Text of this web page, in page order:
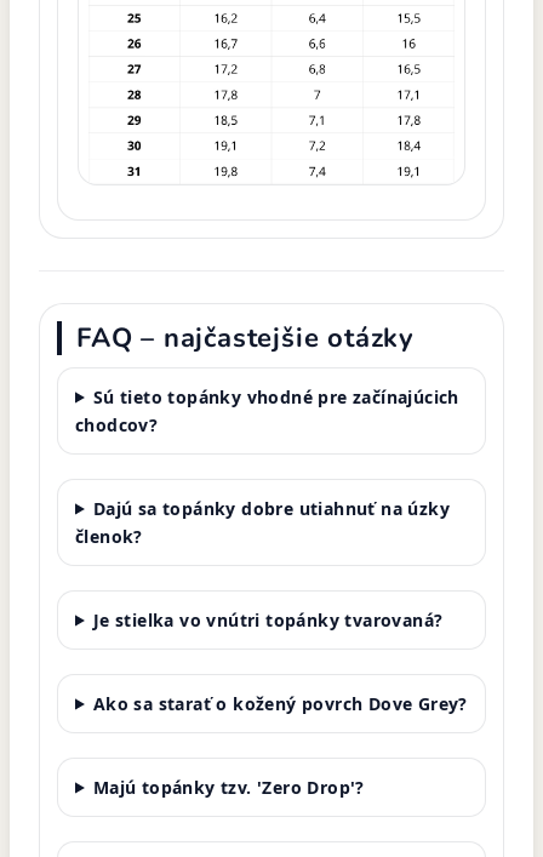
FAQ – najčastejšie otázky
Sú tieto topánky vhodné pre začínajúcich
chodcov?
Dajú sa topánky dobre utiahnuť na úzky
členok?
Je stielka vo vnútri topánky tvarovaná?
Ako sa starať o kožený povrch Dove Grey?
Majú topánky tzv. 'Zero Drop'?